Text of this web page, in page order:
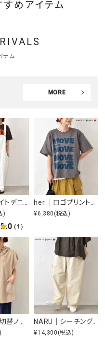
めアイテム
テム
MORE
)
5.0（1）
¥6,380 (税込)
hagumu｜切替ノースリーブプルオーバー [[66361091]][C] NARU｜シーチングハンドワッシャーノッポパンツ [[643855BE]][C]
¥14,300 (税込)